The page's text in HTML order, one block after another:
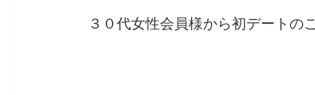
３０代女性会員様から初デートの